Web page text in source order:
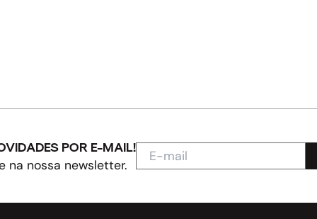
POR E-MAIL!
na nossa newsletter.